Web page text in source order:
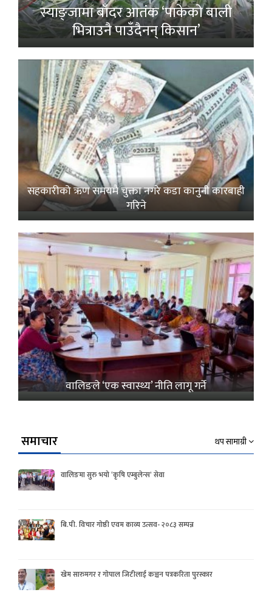
स्याङ्जामा बाँदर आतंक ‘पाकेको बाली
भित्राउनै पाउँदैनन् किसान’
सहकारीको ऋण समयमै चुक्ता नगरे कडा कानुनी कारबाही
गरिने
वालिङले ‘एक स्वास्थ्य’ नीति लागू गर्ने
समाचार थप सामाग्री
वालिङमा सुरु भयो ‘कृषि एम्बुलेन्स’ सेवा
बि.पी. विचार गोष्ठी एवम काव्य उत्सव- २०८३ सम्पन्न
खेम सारुमगर र गोपाल जिटीलाई कञ्चन पत्रकरिता पुरस्कार